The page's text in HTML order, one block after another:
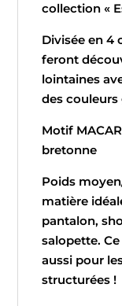
collection «
Divisée en 4
feront
lointaines
des couleurs
Motif
bretonne
Poids
matière
pantalon,
salopette.
aussi pour
structurées !